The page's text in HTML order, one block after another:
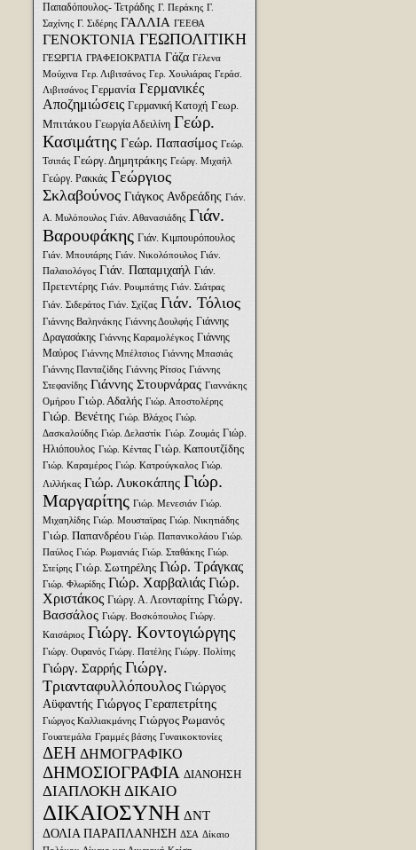
Παπαδόπουλος- Τετράδης Γ. Περάκης Γ.
Σαχίνης Γ. Σιδέρης ΓΑΛΛΙΑ ΓΕΕΘΑ
ΓΕΝΟΚΤΟΝΙΑ ΓΕΩΠΟΛΙΤΙΚΗ
ΓΕΩΡΓΙΑ ΓΡΑΦΕΙΟΚΡΑΤΙΑ Γάζα Γέλενα
Μούχινα Γερ. Λιβιτσάνος Γερ. Χουλιάρας Γεράσ.
Λιβιτσάνος Γερμανία Γερμανικές
Αποζημιώσεις Γερμανική Κατοχή Γεωρ.
Μπιτάκου Γεωργία Αδειλίνη Γεώρ.
Κασιμάτης Γεώρ. Παπασίμος Γεώρ.
Τσιπάς Γεώργ. Δημητράκης Γεώργ. Μιχαήλ
Γεώργ. Ρακκάς Γεώργιος
Σκλαβούνος Γιάγκος Ανδρεάδης Γιάν.
Α. Μυλόπουλος Γιάν. Αθανασιάδης Γιάν.
Βαρουφάκης Γιάν. Κιμπουρόπουλος
Γιάν. Μπουτάρης Γιάν. Νικολόπουλος Γιάν.
Παλαιολόγος Γιάν. Παπαμιχαήλ Γιάν.
Πρετεντέρης Γιάν. Ρουμπάτης Γιάν. Σιάτρας
Γιάν. Σιδεράτος Γιάν. Σχίζας Γιάν. Τόλιος
Γιάννης Βαληνάκης Γιάννης Δουλφής Γιάννης
Δραγασάκης Γιάννης Καραμολέγκος Γιάννης
Μαύρος Γιάννης Μπέλτσιος Γιάννης Μπασιάς
Γιάννης Πανταζίδης Γιάννης Ρίτσος Γιάννης
Στεφανίδης Γιάννης Στουρνάρας Γιαννάκης
Ομήρου Γιώρ. Αδαλής Γιώρ. Αποστολέρης
Γιώρ. Βενέτης Γιώρ. Βλάχος Γιώρ.
Δασκαλούδης Γιώρ. Δελαστίκ Γιώρ. Ζουμάς Γιώρ.
Ηλιόπουλος Γιώρ. Κέντας Γιώρ. Καπουτζίδης
Γιώρ. Καραμέρος Γιώρ. Κατρούγκαλος Γιώρ.
Λιλλήκας Γιώρ. Λυκοκάπης Γιώρ.
Μαργαρίτης Γιώρ. Μενεσιάν Γιώρ.
Μιχαηλίδης Γιώρ. Μουσταϊρας Γιώρ. Νικητιάδης
Γιώρ. Παπανδρέου Γιώρ. Παπανικολάου Γιώρ.
Παύλος Γιώρ. Ρωμανιάς Γιώρ. Σταθάκης Γιώρ.
Στείρης Γιώρ. Σωτηρέλης Γιώρ. Τράγκας
Γιώρ. Φλωρίδης Γιώρ. Χαρβαλιάς Γιώρ.
Χριστάκος Γιώργ. Α. Λεονταρίτης Γιώργ.
Βασσάλος Γιώργ. Βοσκόπουλος Γιώργ.
Καισάριος Γιώργ. Κοντογιώργης
Γιώργ. Ουρανός Γιώργ. Πατέλης Γιώργ. Πολίτης
Γιώργ. Σαρρής Γιώργ.
Τριανταφυλλόπουλος Γιώργος
Αϋφαντής Γιώργος Γεραπετρίτης
Γιώργος Καλλιακμάνης Γιώργος Ρωμανός
Γουατεμάλα Γραμμές βάσης Γυναικοκτονίες
ΔΕΗ ΔΗΜΟΓΡΑΦΙΚΟ
ΔΗΜΟΣΙΟΓΡΑΦΙΑ ΔΙΑΝΟΗΣΗ
ΔΙΑΠΛΟΚΗ ΔΙΚΑΙΟ
ΔΙΚΑΙΟΣΥΝΗ ΔΝΤ
ΔΟΛΙΑ ΠΑΡΑΠΛΑΝΗΣΗ ΔΣΑ Δίκαιο